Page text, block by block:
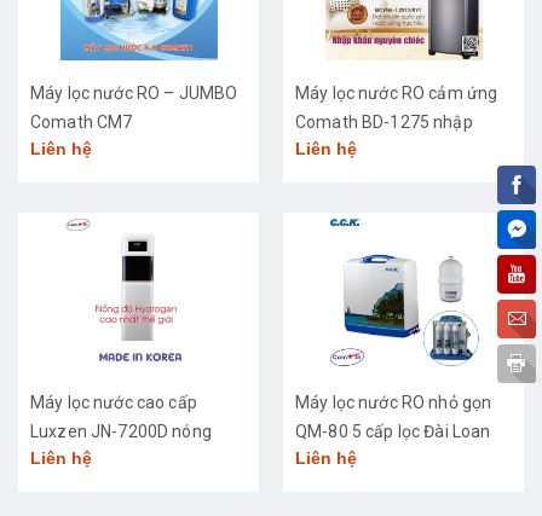
Máy lọc nước RO – JUMBO
Comath CM7
Liên hệ
Máy lọc nước RO cảm ứng
Comath BD-1275 nhập
khẩu cao cấp
Liên hệ
Máy lọc nước cao cấp
Luxzen JN-7200D nóng
lạnh
Liên hệ
Máy lọc nước RO nhỏ gọn
QM-80 5 cấp lọc Đài Loan
Liên hệ